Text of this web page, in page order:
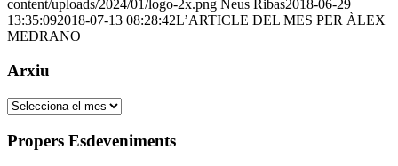
content/uploads/2024/01/logo-2x.png Neus Ribas2018-06-29
13:35:092018-07-13 08:28:42L’ARTICLE DEL MES PER ÀLEX
MEDRANO
Arxiu
Arxiu
Propers Esdeveniments